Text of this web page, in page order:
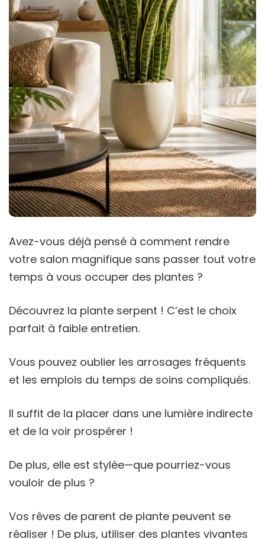
Avez-vous déjà pensé à comment rendre
votre salon magnifique sans passer tout votre
temps à vous occuper des plantes ?
Découvrez la plante serpent ! C’est le choix
parfait à faible entretien.
Vous pouvez oublier les arrosages fréquents
et les emplois du temps de soins compliqués.
Il suffit de la placer dans une lumière indirecte
et de la voir prospérer !
De plus, elle est stylée—que pourriez-vous
vouloir de plus ?
Vos rêves de parent de plante peuvent se
réaliser ! De plus, utiliser des plantes vivantes